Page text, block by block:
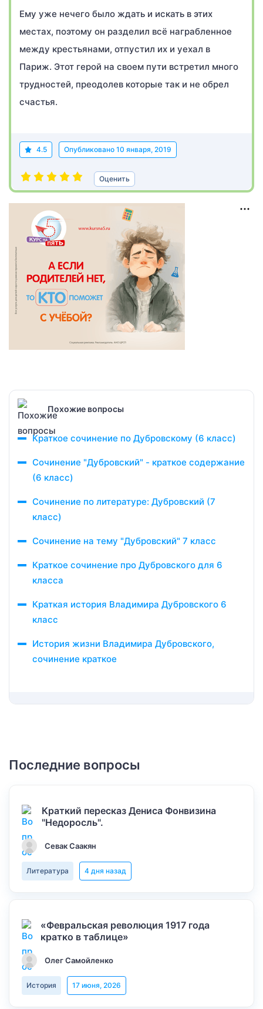
Ему уже нечего было ждать и искать в этих
местах, поэтому он разделил всё награбленное
между крестьянами, отпустил их и уехал в
Париж. Этот герой на своем пути встретил много
трудностей, преодолев которые так и не обрел
счастья.
4.5 Опубликовано 10 января, 2019
Оценить
Похожие вопросы
Краткое сочинение по Дубровскому (6 класс)
Сочинение "Дубровский" - краткое содержание
(6 класс)
Сочинение по литературе: Дубровский (7
класс)
Сочинение на тему "Дубровский" 7 класс
Краткое сочинение про Дубровского для 6
класса
Краткая история Владимира Дубровского 6
класс
История жизни Владимира Дубровского,
сочинение краткое
Последние вопросы
Краткий пересказ Дениса Фонвизина
"Недоросль".
Севак Саакян
Литература 4 дня назад
«Февральская революция 1917 года
кратко в таблице»
Олег Самойленко
История 17 июня, 2026